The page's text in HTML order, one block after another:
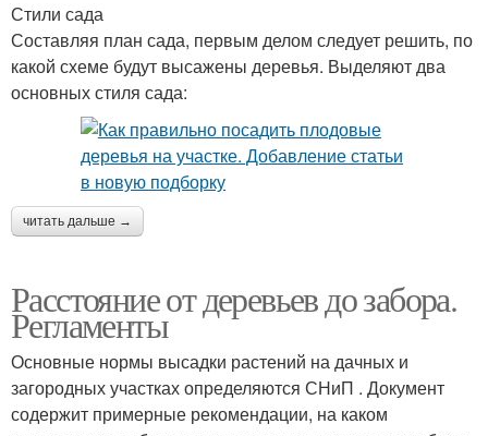
Стили сада
Составляя план сада, первым делом следует решить, по
какой схеме будут высажены деревья. Выделяют два
основных стиля сада:
читать дальше →
Расстояние от деревьев до забора.
Регламенты
Основные нормы высадки растений на дачных и
загородных участках определяются СНиП . Документ
содержит примерные рекомендации, на каком